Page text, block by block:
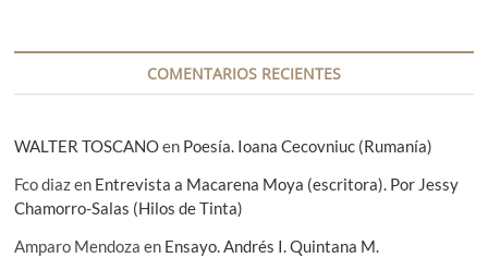
r
a
s
COMENTARIOS RECIENTES
WALTER TOSCANOen Poesía. Ioana Cecovniuc (Rumanía)
Fco diazen Entrevista a Macarena Moya (escritora). Por Jessy
Chamorro-Salas (Hilos de Tinta)
Amparo Mendoza en Ensayo. Andrés I. Quintana M.